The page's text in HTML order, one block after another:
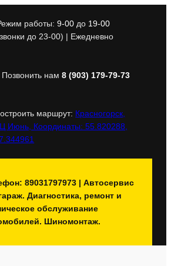
работы: 9-00до 19-00
до 23-00) | Ежедневно
Позвонить нам 8 (903) 179-79-73
маршрут: Красногорск,
Июнь, Координаты: 55.820288,
89031797973 | Автосервис
Диагностика, ремонт и
обслуживание
Шиномонтаж.